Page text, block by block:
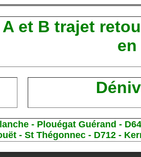
et B trajet
- Plouégat Guérand -
- St Thégonnec - D712 -